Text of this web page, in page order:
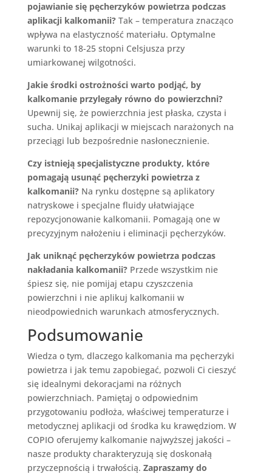
pojawianie się pęcherzyków powietrza podczas
aplikacji kalkomanii? Tak – temperatura znacząco
wpływa na elastyczność materiału. Optymalne
warunki to 18-25 stopni Celsjusza przy
umiarkowanej wilgotności.
Jakie środki ostrożności warto podjąć, by
kalkomanie przylegały równo do powierzchni?
Upewnij się, że powierzchnia jest płaska, czysta i
sucha. Unikaj aplikacji w miejscach narażonych na
przeciągi lub bezpośrednie nasłonecznienie.
Czy istnieją specjalistyczne produkty, które
pomagają usunąć pęcherzyki powietrza z
kalkomanii?Na rynku dostępne są aplikatory
natryskowe i specjalne fluidy ułatwiające
repozycjonowanie kalkomanii. Pomagają one w
precyzyjnym nałożeniu i eliminacji pęcherzyków.
Jak uniknąć pęcherzyków powietrza podczas
nakładania kalkomanii?Przede wszystkim nie
śpiesz się, nie pomijaj etapu czyszczenia
powierzchni i nie aplikuj kalkomanii w
nieodpowiednich warunkach atmosferycznych.
Podsumowanie
Wiedza o tym, dlaczego kalkomania ma pęcherzyki
powietrza i jak temu zapobiegać, pozwoli Ci cieszyć
się idealnymi dekoracjami na różnych
powierzchniach. Pamiętaj o odpowiednim
przygotowaniu podłoża, właściwej temperaturze i
metodycznej aplikacji od środka ku krawędziom. W
COPIO oferujemy kalkomanie najwyższej jakości –
nasze produkty charakteryzują się doskonałą
przyczepnością i trwałością. Zapraszamy do